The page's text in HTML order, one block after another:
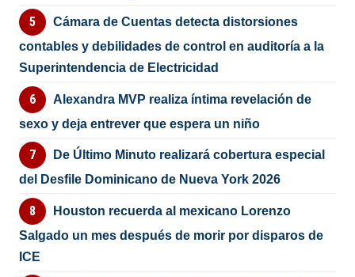
Cámara de Cuentas detecta distorsiones
contables y debilidades de control en auditoría a la
Superintendencia de Electricidad
Alexandra MVP realiza íntima revelación de
sexo y deja entrever que espera un niño
De Último Minuto realizará cobertura especial
del Desfile Dominicano de Nueva York 2026
Houston recuerda al mexicano Lorenzo
Salgado un mes después de morir por disparos de
ICE